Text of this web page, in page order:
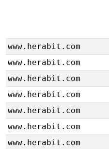
www.herabit.com
www.herabit.com
www.herabit.com
www.herabit.com
www.herabit.com
www.herabit.com
www.herabit.com